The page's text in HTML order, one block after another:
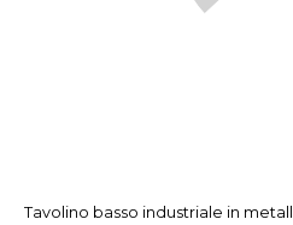
Tavolino basso industriale in